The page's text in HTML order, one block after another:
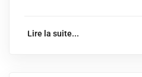
Lire la suite...